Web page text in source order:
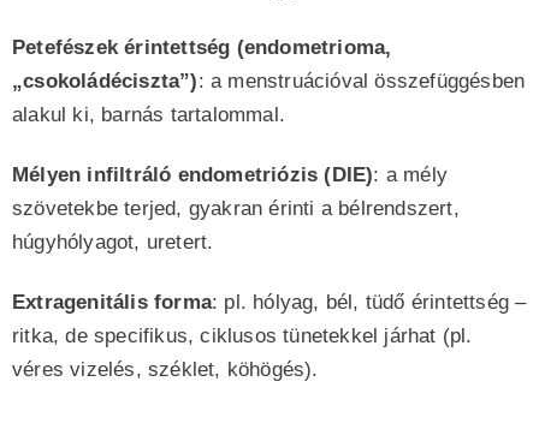
Petefészek érintettség (endometrioma,
„csokoládéciszta”): a menstruációval összefüggésben
alakul ki, barnás tartalommal.
Mélyen infiltráló endometriózis (DIE): a mély
szövetekbe terjed, gyakran érinti a bélrendszert,
húgyhólyagot, uretert.
Extragenitális forma: pl. hólyag, bél, tüdő érintettség –
ritka, de specifikus, ciklusos tünetekkel járhat (pl.
véres vizelés, széklet, köhögés).